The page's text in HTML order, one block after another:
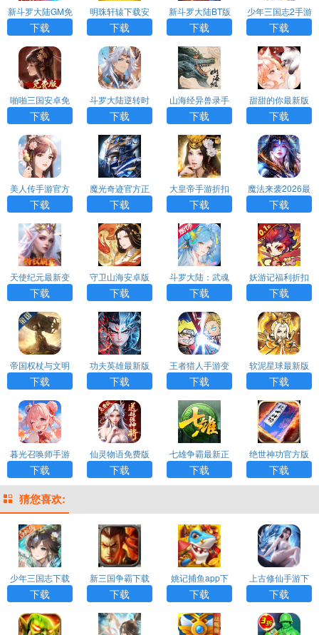
新斗罗大陆GM免
费版
下载
明珠轩辕下载安
卓版
下载
新斗罗大陆BT版
下载
少年三国志2手游
福利版
下载
啪啪三国安卓免
费版
下载
斗罗大陆逆转时
空手游0.1折版
下载
山海经异兽录手
游正版H5
下载
甜甜的你最新版
H5
下载
美人传手游官方
版
下载
魔光奇迹官方正
版
下载
大皇帝手游折扣
版
下载
魔法来袭2026最
新折扣版
下载
天使纪元最新变
态版
下载
守卫山海安卓版
下载
斗罗大陆：武魂
觉醒(打金版)
下载
妖游记福利折扣
版
下载
帝国权杖与文明
手游最新版
下载
功夫英雄最新版
H5
下载
王者猎人手游变
态版
下载
软泥星球最新版
手游
下载
暮光召唤师手游
最新版
下载
仙灵物语免费版
下载
七雄争霸最新正
版
下载
绝世神功官方版
H5
下载
猜您喜欢:
少年三国志下载
下载
新三国争霸下载
下载
姚记捕鱼app下
载
下载
上古修仙手游下
载
下载